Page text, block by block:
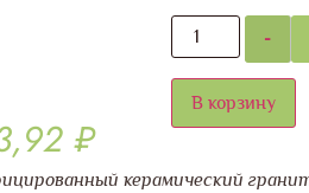
₽
-
В корзину
керамический